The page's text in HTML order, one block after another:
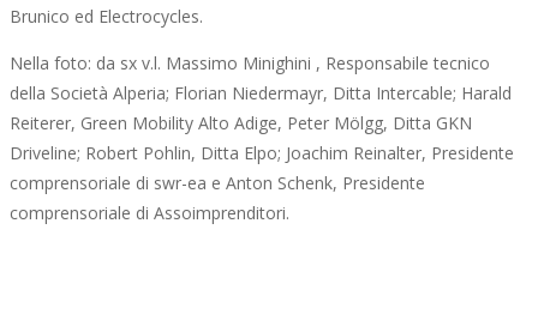
Brunico ed Electrocycles.
Nella foto: da sx v.l. Massimo Minighini , Responsabile tecnico
della Società Alperia; Florian Niedermayr, Ditta Intercable; Harald
Reiterer, Green Mobility Alto Adige, Peter Mölgg, Ditta GKN
Driveline; Robert Pohlin, Ditta Elpo; Joachim Reinalter, Presidente
comprensoriale di swr-ea e Anton Schenk, Presidente
comprensoriale di Assoimprenditori.